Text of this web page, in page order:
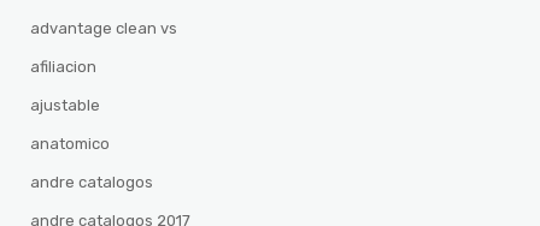
advantage clean vs
afiliacion
ajustable
anatomico
andre catalogos
andre catalogos 2017